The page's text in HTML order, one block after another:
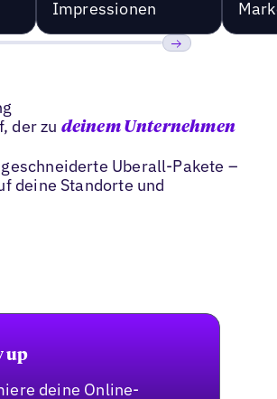
Impressionen
der zu deinem Unternehmen
Uberall-Pakete –
deine Standorte und
up
deine Online-